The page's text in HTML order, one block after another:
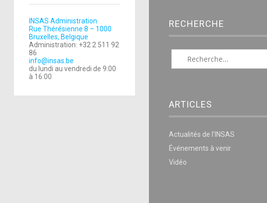
INSAS Administration
Rue Thérésienne 8 – 1000
Bruxelles, Belgique
Administration: +32 2 511 92
86
info@insas.be
du lundi au vendredi de 9:00
à 16:00
RECHERCHE
ARTICLES
Actualités de l’INSAS
Événements à venir
Vidéo